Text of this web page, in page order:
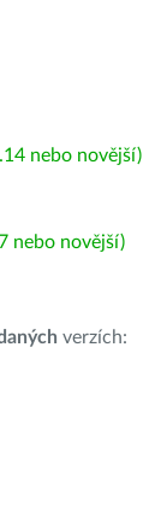
nebo novější)
nebo novější)
verzích: